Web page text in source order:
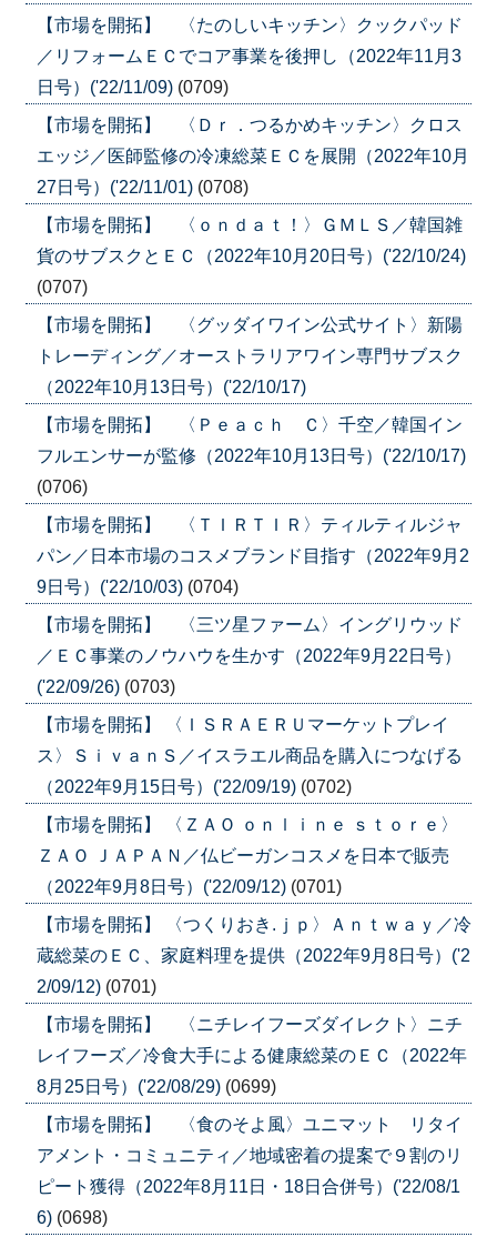
【市場を開拓】 〈たのしいキッチン〉クックパッド
／リフォームＥＣでコア事業を後押し（2022年11月3
日号）('22/11/09) (0709)
【市場を開拓】 〈Ｄｒ．つるかめキッチン〉クロス
エッジ／医師監修の冷凍総菜ＥＣを展開（2022年10月
27日号）('22/11/01) (0708)
【市場を開拓】 〈ｏｎｄａｔ！〉ＧＭＬＳ／韓国雑
貨のサブスクとＥＣ（2022年10月20日号）('22/10/24)
(0707)
【市場を開拓】 〈グッダイワイン公式サイト〉新陽
トレーディング／オーストラリアワイン専門サブスク
（2022年10月13日号）('22/10/17)
【市場を開拓】 〈Ｐｅａｃｈ Ｃ〉千空／韓国イン
フルエンサーが監修（2022年10月13日号）('22/10/17)
(0706)
【市場を開拓】 〈ＴＩＲＴＩＲ〉ティルティルジャ
パン／日本市場のコスメブランド目指す（2022年9月2
9日号）('22/10/03) (0704)
【市場を開拓】 〈三ツ星ファーム〉イングリウッド
／ＥＣ事業のノウハウを生かす（2022年9月22日号）
('22/09/26) (0703)
【市場を開拓】 〈ＩＳＲＡＥＲＵマーケットプレイ
ス〉ＳｉｖａｎＳ／イスラエル商品を購入につなげる
（2022年9月15日号）('22/09/19) (0702)
【市場を開拓】 〈ＺＡＯ ｏｎｌｉｎｅ ｓｔｏｒｅ〉
ＺＡＯ ＪＡＰＡＮ／仏ビーガンコスメを日本で販売
（2022年9月8日号）('22/09/12) (0701)
【市場を開拓】 〈つくりおき.ｊｐ〉Ａｎｔｗａｙ／冷
蔵総菜のＥＣ、家庭料理を提供（2022年9月8日号）('2
2/09/12) (0701)
【市場を開拓】 〈ニチレイフーズダイレクト〉ニチ
レイフーズ／冷食大手による健康総菜のＥＣ（2022年
8月25日号）('22/08/29) (0699)
【市場を開拓】 〈食のそよ風〉ユニマット リタイ
アメント・コミュニティ／地域密着の提案で９割のリ
ピート獲得（2022年8月11日・18日合併号）('22/08/1
6) (0698)